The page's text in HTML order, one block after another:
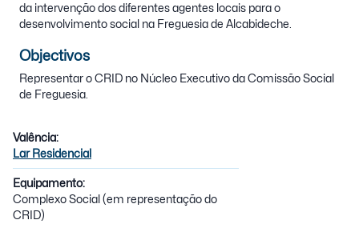
da intervenção dos diferentes agentes locais para o
desenvolvimento social na Freguesia de Alcabideche.
Objectivos
Representar o CRID no Núcleo Executivo da Comissão Social
de Freguesia.
Valência:
Lar Residencial
Equipamento:
Complexo Social (em representação do
CRID)